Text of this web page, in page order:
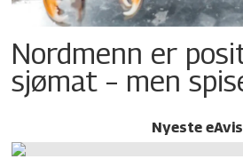
Nordmenn er
sjømat – men
Nyeste